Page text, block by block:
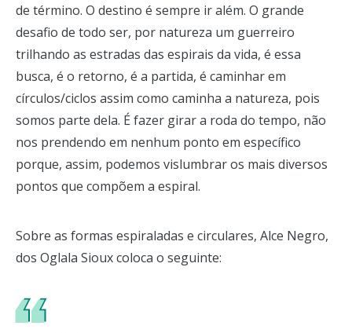
de término. O destino é sempre ir além. O grande
desafio de todo ser, por natureza um guerreiro
trilhando as estradas das espirais da vida, é essa
busca, é o retorno, é a partida, é caminhar em
círculos/ciclos assim como caminha a natureza, pois
somos parte dela. É fazer girar a roda do tempo, não
nos prendendo em nenhum ponto em específico
porque, assim, podemos vislumbrar os mais diversos
pontos que compõem a espiral.
Sobre as formas espiraladas e circulares, Alce Negro,
dos Oglala Sioux coloca o seguinte: